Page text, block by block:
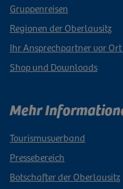
Gruppenreisen
Regionen der Oberlausitz
Ihr Ansprechpartner vor
Shop und Downloads
Mehr
Tourismusverband
Pressebereich
Botschafter der Oberlausitz